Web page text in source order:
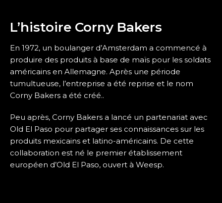
L’histoire Corny Bakers
En 1972, un boulanger d’Amsterdam a commencé à
produire des produits à base de maïs pour les soldats
américains en Allemagne. Après une période
tumultueuse, l’entreprise a été reprise et le nom
Corny Bakers a été créé..
Peu après, Corny Bakers a lancé un partenariat avec
Old El Paso pour partager ses connaissances sur les
produits mexicains et latino-américains. De cette
collaboration est né le premier établissement
européen d’Old El Paso, ouvert à Weesp.